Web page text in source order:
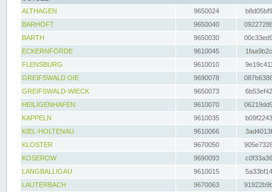
ALTHAGEN
9650024
BARHÖFT
9650040
BARTH
9650030
ECKERNFÖRDE
9610045
FLENSBURG
9610010
GREIFSWALD OIE
9690078
GREIFSWALD-WIECK
9650073
HEILIGENHAFEN
9610070
KAPPELN
9610035
KIEL-HOLTENAU
9610066
KLOSTER
9670050
KOSEROW
9690093
LANGBALLIGAU
9610015
LAUTERBACH
9670063